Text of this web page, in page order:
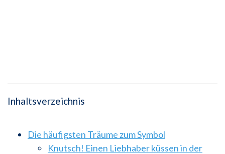
Inhaltsverzeichnis
Die häufigsten Träume zum Symbol
Knutsch! Einen Liebhaber küssen in der